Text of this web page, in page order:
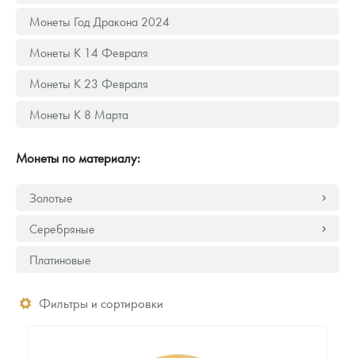
Монеты Год Дракона 2024
Монеты К 14 Февраля
Монеты К 23 Февраля
Монеты К 8 Марта
Монеты по материалу:
Золотые
Серебряные
Платиновые
Фильтры и сортировки